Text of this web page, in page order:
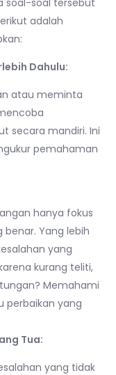
adalah
Dahulu:
atau meminta
secara mandiri. Ini
pemahaman
hanya fokus
Yang lebih
yang
kurang teliti,
Memahami
perbaikan yang
Tua:
yang tidak